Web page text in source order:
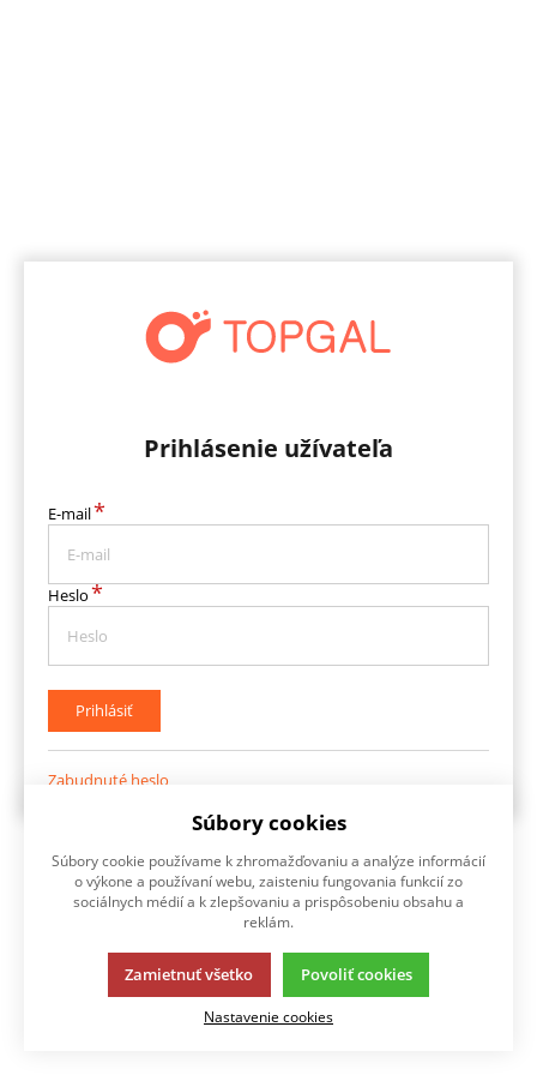
Prihlásenie užívateľa
E-mail*
Heslo*
Prihlásiť
Zabudnuté heslo
Súbory cookies
Súbory cookie používame k zhromažďovaniu a analýze informácií
o výkone a používaní webu, zaisteniu fungovania funkcií zo
sociálnych médií a k zlepšovaniu a prispôsobeniu obsahu a
reklám.
Zamietnuť všetko Povoliť cookies
Nastavenie cookies